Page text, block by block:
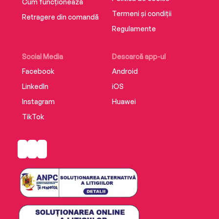
Cum funcționează
Retragere din comandă
Social Media
Facebook
LinkedIn
Instagram
TikTok
Descarcă app-ul
Android
iOS
Huawei
Termeni și condiții
Regulamente